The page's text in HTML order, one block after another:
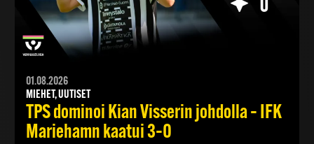
01.08.2026
MIEHET, UUTISET
TPS dominoi Kian Visserin johdolla – IFK
Mariehamn kaatui 3–0